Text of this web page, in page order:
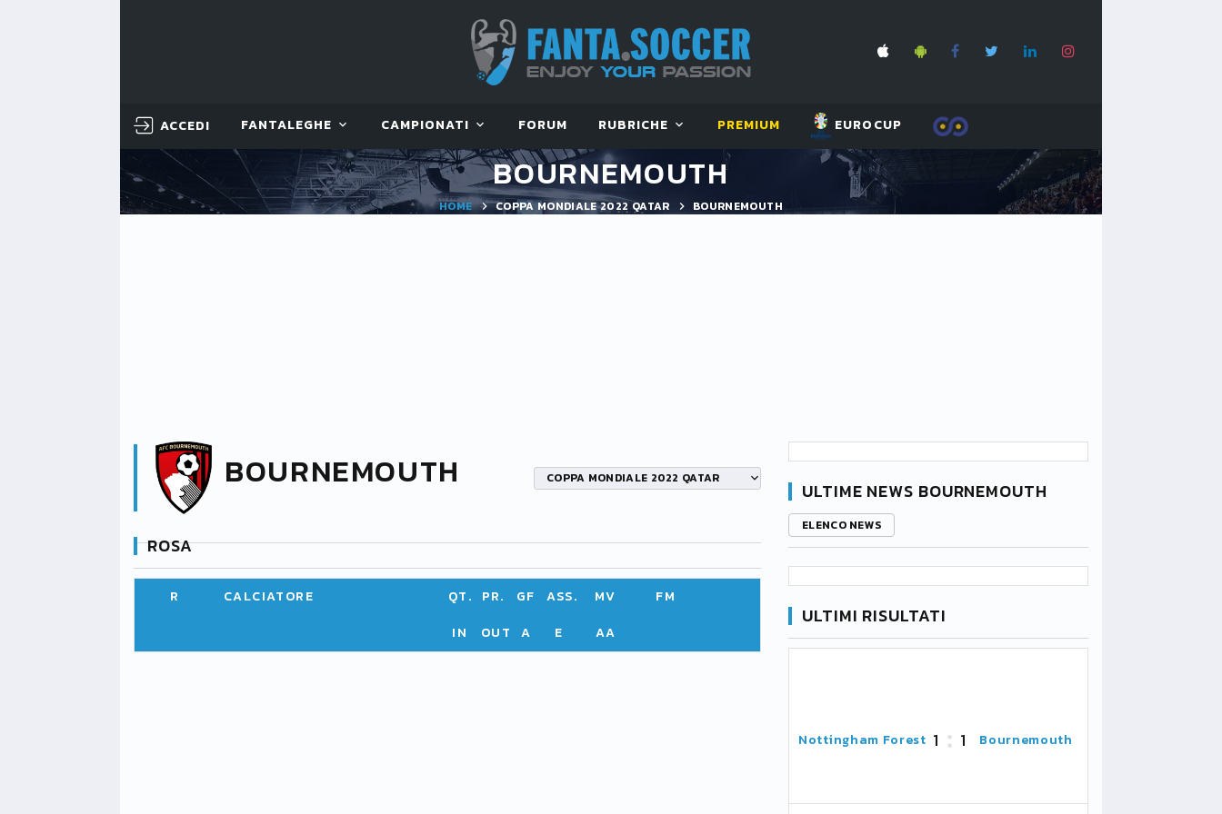
ACCEDI FANTALEGHE CAMPIONATI FORUM RUBRICHE PREMIUM EUROCUP
BOURNEMOUTH
HOME COPPA MONDIALE 2022 QATAR BOURNEMOUTH
BOURNEMOUTH COPPA MONDIALE 2022 QATAR
ROSA
R CALCIATORE QT. PR. GF ASS. MV
FM
IN
OUT A E AA
ULTIME NEWS BOURNEMOUTH
ELENCO NEWS
ULTIMI RISULTATI
Nottingham Forest 1 1 Bournemouth